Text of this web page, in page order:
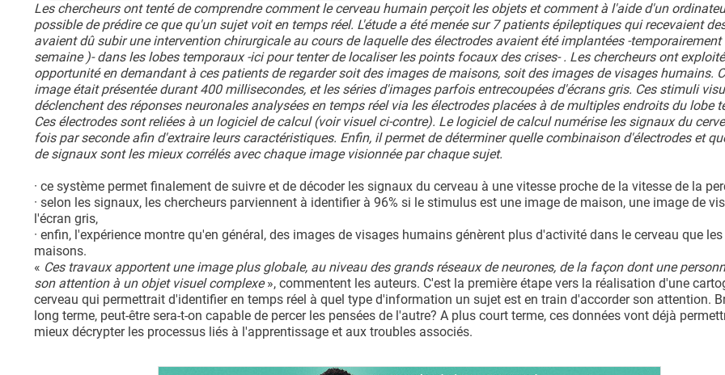
Les chercheurs ont tenté de comprendre comment le cerveau humain perçoit les objets et comment à l'aide d'un
possible de prédire ce que qu'un sujet voit en temps réel. L'étude a été menée sur 7 patients épileptiques qui recevaient
avaient dû subir une intervention chirurgicale au cours de laquelle des électrodes avaient été implantées -temporairement
semaine )- dans les lobes temporaux -ici pour tenter de localiser les points focaux des crises- . Les chercheurs ont
opportunité en demandant à ces patients de regarder soit des images de maisons, soit des images de visages humains.
image était présentée durant 400 millisecondes, et les séries d'images parfois entrecoupées d'écrans gris. Ces stimuli
déclenchent des réponses neuronales analysées en temps réel via les électrodes placées à de multiples endroits du lobe
Ces électrodes sont reliées à un logiciel de calcul (voir visuel ci-contre). Le logiciel de calcul numérise les signaux du
fois par seconde afin d'extraire leurs caractéristiques. Enfin, il permet de déterminer quelle combinaison d'électrodes et
de signaux sont les mieux corrélés avec chaque image visionnée par chaque sujet.
· ce système permet finalement de suivre et de décoder les signaux du cerveau à une vitesse proche de la vitesse de la
· selon les signaux, les chercheurs parviennent à identifier à 96% si le stimulus est une image de maison, une image de
l'écran gris,
· enfin, l'expérience montre qu'en général, des images de visages humains génèrent plus d'activité dans le cerveau que
maisons.
« Ces travaux apportent une image plus globale, au niveau des grands réseaux de neurones, de la façon dont une
son attention à un objet visuel complexe», commentent les auteurs. C'est la première étape vers la réalisation d'une
cerveau qui permettrait d'identifier en temps réel à quel type d'information un sujet est en train d'accorder son attention.
long terme, peut-être sera-t-on capable de percer les pensées de l'autre? A plus court terme, ces données vont déjà
mieux décrypter les processus liés à l'apprentissage et aux troubles associés.